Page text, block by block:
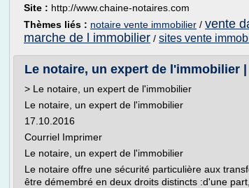
Site : http://www.chaine-notaires.com
Thèmes liés : notaire vente immobilier / vente
marche de l immobilier / sites vente
Le notaire, un expert de l'immobilier
> Le notaire, un expert de l'immobilier
Le notaire, un expert de l'immobilier
17.10.2016
Courriel Imprimer
Le notaire, un expert de l'immobilier
Le notaire offre une sécurité particulière aux
être démembré en deux droits distincts :d'une